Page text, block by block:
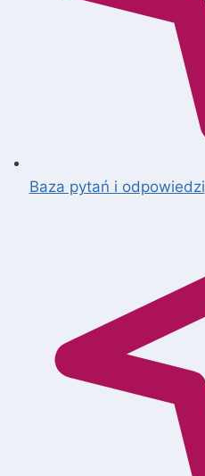
Baza pytań i odpowiedzi